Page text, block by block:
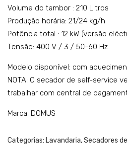
Volume do tambor : 210 Litros
Produção horária: 21/24 kg/h
Potência total : 12 kW (versão
Tensão: 400 V / 3 / 50-60 Hz
Modelo disponível: com
NOTA: O secador de self-service
trabalhar com central de
Marca: DOMUS
Categorias: Lavandaria,Secadores